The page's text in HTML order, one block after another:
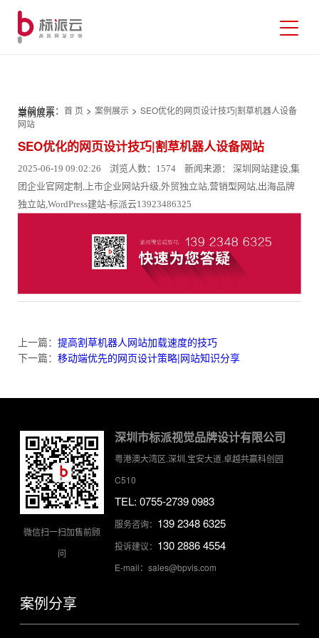
案例展示
当前位置： 首 页 > 案例展示 > SEO优化的网页设计技巧|割草机器人设备
网站
SEO优化的网页设计技巧|割草机器人设备网站
2025-06-19 09:02:26 浏览人数：1574 新闻来源： 深圳网站建设,集
团企业官网定制,上市企业网站升级,外贸独立站,营销型网站,出海品牌
独立站,WordPress建站-标派云13923486325
上一篇： 提高割草机器人网站加载速度的技巧
下一篇： 移动端优先的网页设计策略|网站知识分享
微信扫一扫加售前顾
问
深圳市标派视觉品牌设计有限公司
粤港澳大湾区.深圳.宝安大道.卓越共赢科创园
C510
TEL: 0755-2739 0983
服务咨询： 139 2348 6325
投诉建议： 130 2886 4554
E-mail：sales@bpvis.com
案例分享